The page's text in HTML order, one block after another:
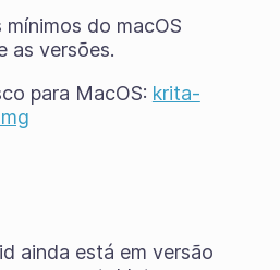
do macOS
as versões.
para MacOS: krita-
ainda está em versão